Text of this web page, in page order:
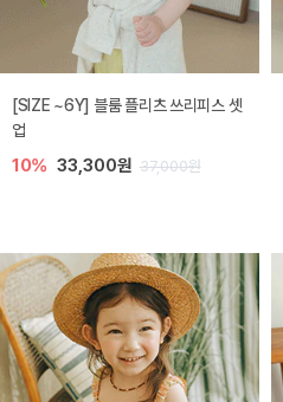
[SIZE ~6Y] 블룸 플리츠 쓰리피스 셋
업
10% 33,300원 37,000원